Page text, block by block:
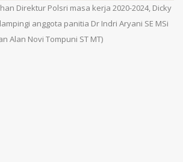
Direktur Polsri masa kerja 2020-2024, Dicky
anggota panitia Dr Indri Aryani SE MSi
Alan Novi Tompuni ST MT)